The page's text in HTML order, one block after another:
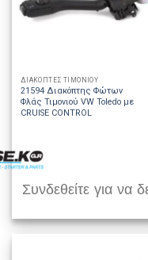
ΔΙΑΚΟΠΤΕΣ ΤΙΜΟΝΙΟΥ
21594 Διακόπτης Φώτων
Φλάς Τιμονιού VW Toledo με
CRUISE CONTROL
Συνδεθείτε για να